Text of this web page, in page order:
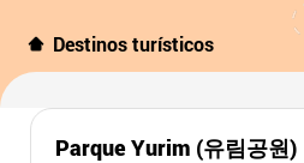
Destinos turísticos
Parque Yurim (유림공원)